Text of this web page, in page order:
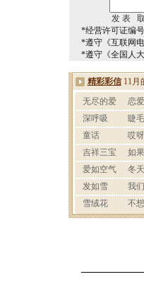
*经营许可证编
*遵守《互联网
*遵守《全国人